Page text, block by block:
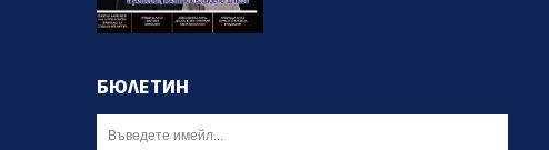
БЮЛЕТИН